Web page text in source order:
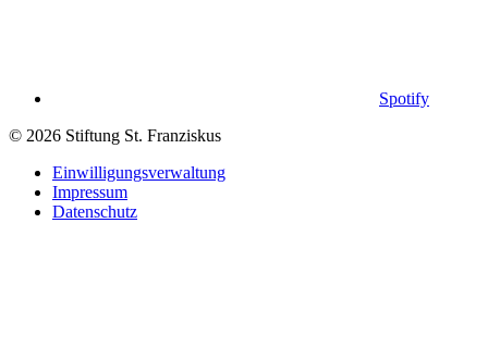
Spotify
© 2026 Stiftung St. Franziskus
Einwilligungsverwaltung
Impressum
Datenschutz